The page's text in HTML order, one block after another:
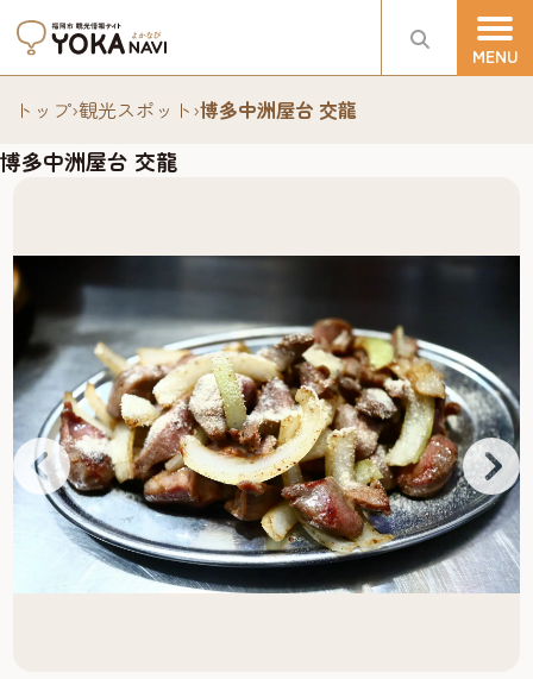
トップ›観光スポット›博多中洲屋台 交龍
博多中洲屋台 交龍